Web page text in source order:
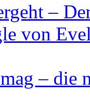
–
von
– die